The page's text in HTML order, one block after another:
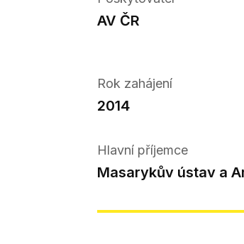
AV ČR
Rok zahájení
2014
Hlavní příjemce
Masarykův ústav a